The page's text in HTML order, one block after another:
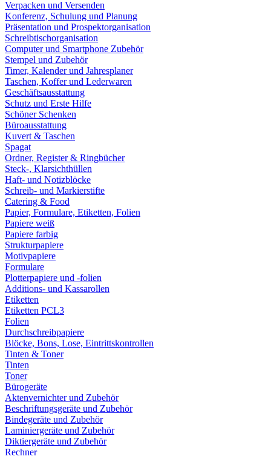
Verpacken und Versenden
Konferenz, Schulung und Planung
Präsentation und Prospektorganisation
Schreibtischorganisation
Computer und Smartphone Zubehör
Stempel und Zubehör
Timer, Kalender und Jahresplaner
Taschen, Koffer und Lederwaren
Geschäftsausstattung
Schutz und Erste Hilfe
Schöner Schenken
Büroausstattung
Kuvert & Taschen
Spagat
Ordner, Register & Ringbücher
Steck-, Klarsichthüllen
Haft- und Notizblöcke
Schreib- und Markierstifte
Catering & Food
Papier, Formulare, Etiketten, Folien
Papiere weiß
Papiere farbig
Strukturpapiere
Motivpapiere
Formulare
Plotterpapiere und -folien
Additions- und Kassarollen
Etiketten
Etiketten PCL3
Folien
Durchschreibpapiere
Blöcke, Bons, Lose, Eintrittskontrollen
Tinten & Toner
Tinten
Toner
Bürogeräte
Aktenvernichter und Zubehör
Beschriftungsgeräte und Zubehör
Bindegeräte und Zubehör
Laminiergeräte und Zubehör
Diktiergeräte und Zubehör
Rechner